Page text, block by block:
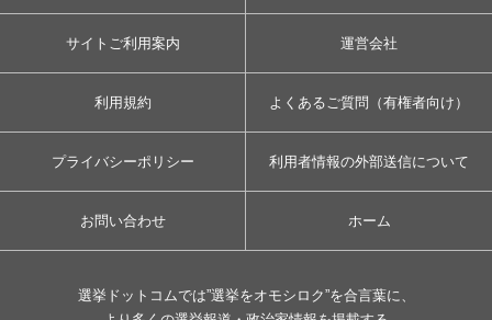
サイトご利用案内 運営会社
利用規約 よくあるご質問（有権者向け）
プライバシーポリシー 利用者情報の外部送信について
お問い合わせ ホーム
選挙ドットコムでは”選挙をオモシロク”を合言葉に、